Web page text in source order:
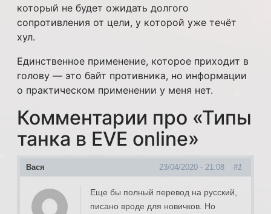
который не будет ожидать долгого
сопротивления от цели, у которой уже течёт
хул.
Единственное применение, которое приходит в
голову — это байт противника, но информации
о практическом применении у меня нет.
Комментарии про «Типы
танка в EVE online»
Вася #1
23/04/2020 - 21:08
Еще бы полный перевод на русский,
писано вроде для новичков. Но